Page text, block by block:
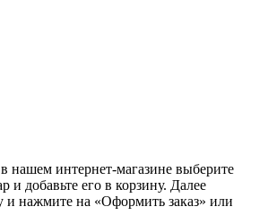
нашем интернет-магазине выберите
и добавьте его в корзину. Далее
и нажмите на «Оформить заказ» или